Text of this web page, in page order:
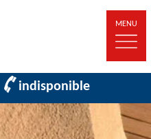
MENU
indisponible